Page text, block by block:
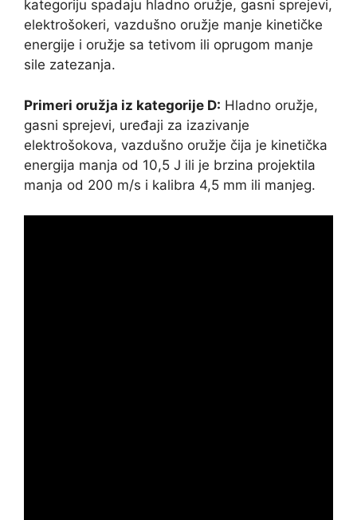
kategoriju spadaju hladno oružje, gasni sprejevi,
elektrošokeri, vazdušno oružje manje kinetičke
energije i oružje sa tetivom ili oprugom manje
sile zatezanja.
Primeri oružja iz kategorije D: Hladno oružje,
gasni sprejevi, uređaji za izazivanje
elektrošokova, vazdušno oružje čija je kinetička
energija manja od 10,5 J ili je brzina projektila
manja od 200 m/s i kalibra 4,5 mm ili manjeg.